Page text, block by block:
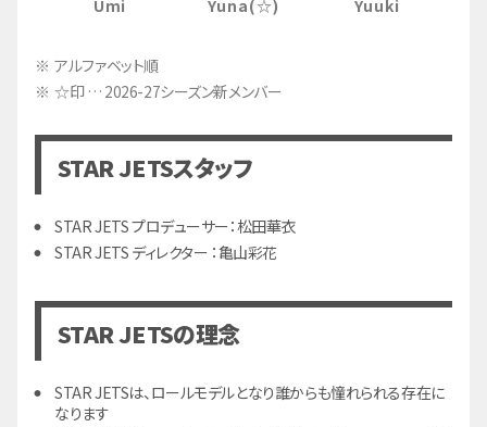
Umi Yuna(☆) Yuuki
アルファベット順
☆印 … 2026-27シーズン新メンバー
STAR JETSスタッフ
STAR JETS プロデューサー：松田華衣
STAR JETS ディレクター ：亀山彩花
STAR JETSの理念
STAR JETSは、ロールモデルとなり誰からも憧れられる存在に
なります